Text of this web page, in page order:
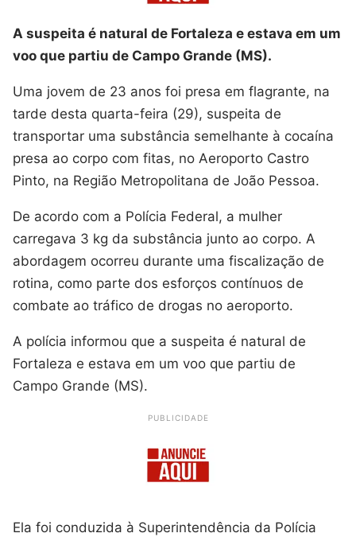
A suspeita é natural de Fortaleza e estava em um
voo que partiu de Campo Grande (MS).
Uma jovem de 23 anos foi presa em flagrante, na
tarde desta quarta-feira (29), suspeita de
transportar uma substância semelhante à cocaína
presa ao corpo com fitas, no Aeroporto Castro
Pinto, na Região Metropolitana de João Pessoa.
De acordo com a Polícia Federal, a mulher
carregava 3 kg da substância junto ao corpo. A
abordagem ocorreu durante uma fiscalização de
rotina, como parte dos esforços contínuos de
combate ao tráfico de drogas no aeroporto.
A polícia informou que a suspeita é natural de
Fortaleza e estava em um voo que partiu de
Campo Grande (MS).
PUBLICIDADE
Ela foi conduzida à Superintendência da Polícia